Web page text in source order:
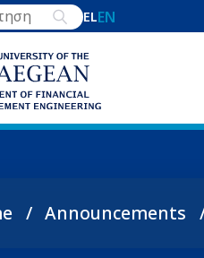
ELEN
Announcements